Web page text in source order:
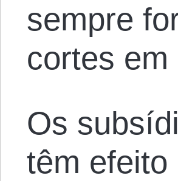
sempre
cortes
Os
têm efeito